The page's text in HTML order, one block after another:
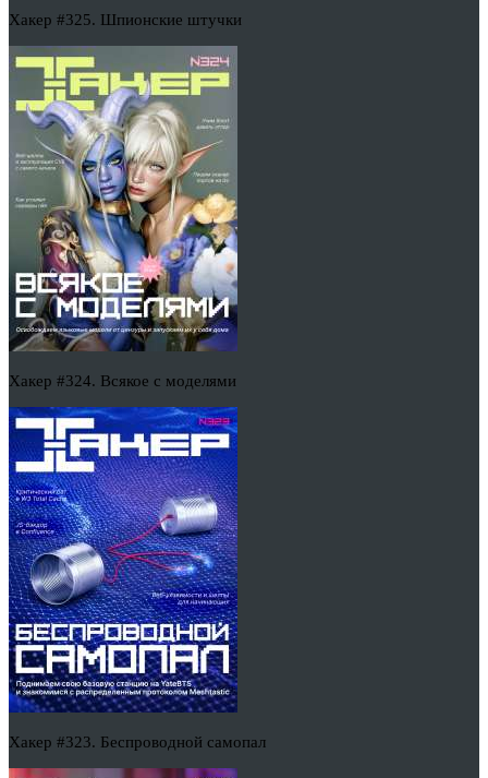
Хакер #325. Шпионские штучки
Хакер #324. Всякое с моделями
Хакер #323. Беспроводной самопал